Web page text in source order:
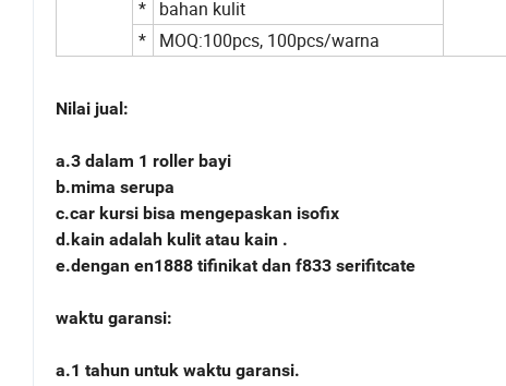
* bahan kulit
* MOQ:100pcs, 100pcs/warna
Nilai jual:
a.3 dalam 1 roller bayi
b.mima serupa
c.car kursi bisa mengepaskan isofix
d.kain adalah kulit atau kain .
e.dengan en1888 tifinikat dan f833 serifitcate
waktu garansi:
a.1 tahun untuk waktu garansi.